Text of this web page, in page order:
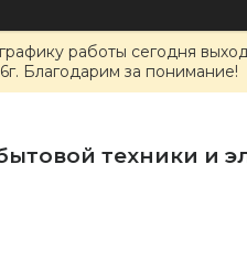
работы сегодня
Благодарим за понимание!
техники и